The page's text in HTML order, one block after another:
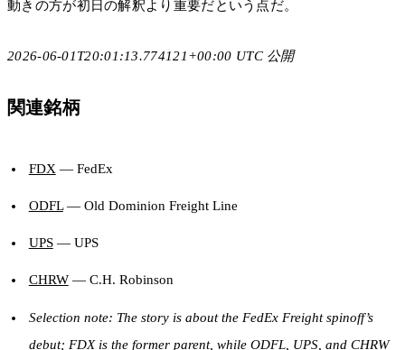
動きの方が初日の解釈より重要だという点だ。
2026-06-01T20:01:13.774121+00:00 UTC 公開
関連銘柄
FDX — FedEx
ODFL— Old Dominion Freight Line
UPS— UPS
CHRW— C.H. Robinson
Selection note: The story is about the FedEx Freight spinoff’s
debut; FDX is the former parent, while ODFL, UPS, and CHRW